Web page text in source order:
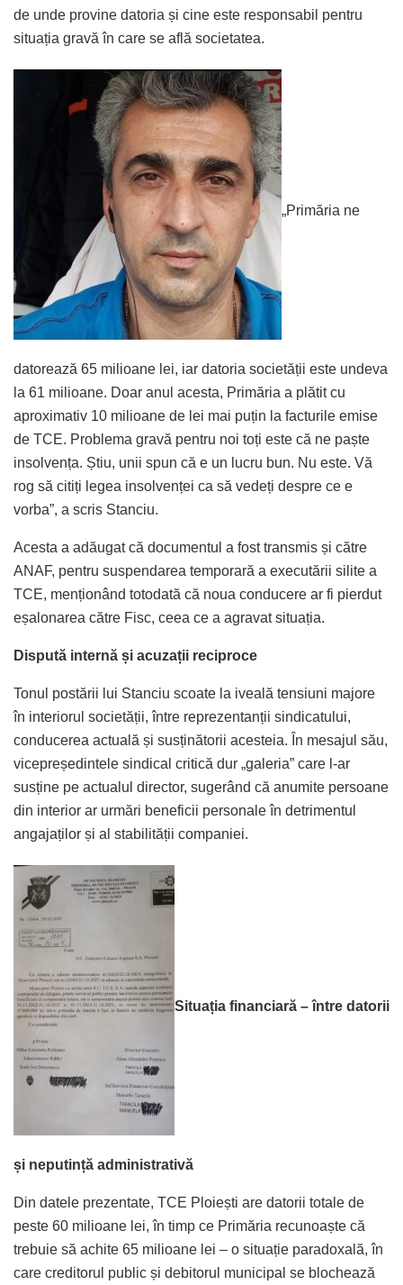
de unde provine datoria și cine este responsabil pentru
situația gravă în care se află societatea.
„Primăria ne
datorează 65 milioane lei, iar datoria societății este undeva
la 61 milioane. Doar anul acesta, Primăria a plătit cu
aproximativ 10 milioane de lei mai puțin la facturile emise
de TCE. Problema gravă pentru noi toți este că ne paște
insolvența. Știu, unii spun că e un lucru bun. Nu este. Vă
rog să citiți legea insolvenței ca să vedeți despre ce e
vorba”, a scris Stanciu.
Acesta a adăugat că documentul a fost transmis și către
ANAF, pentru suspendarea temporară a executării silite a
TCE, menționând totodată că noua conducere ar fi pierdut
eșalonarea către Fisc, ceea ce a agravat situația.
Dispută internă și acuzații reciproce
Tonul postării lui Stanciu scoate la iveală tensiuni majore
în interiorul societății, între reprezentanții sindicatului,
conducerea actuală și susținătorii acesteia. În mesajul său,
vicepreședintele sindical critică dur „galeria” care l-ar
susține pe actualul director, sugerând că anumite persoane
din interior ar urmări beneficii personale în detrimentul
angajaților și al stabilității companiei.
Situația financiară – între datorii
și neputință administrativă
Din datele prezentate, TCE Ploiești are datorii totale de
peste 60 milioane lei, în timp ce Primăria recunoaște că
trebuie să achite 65 milioane lei – o situație paradoxală, în
care creditorul public și debitorul municipal se blochează